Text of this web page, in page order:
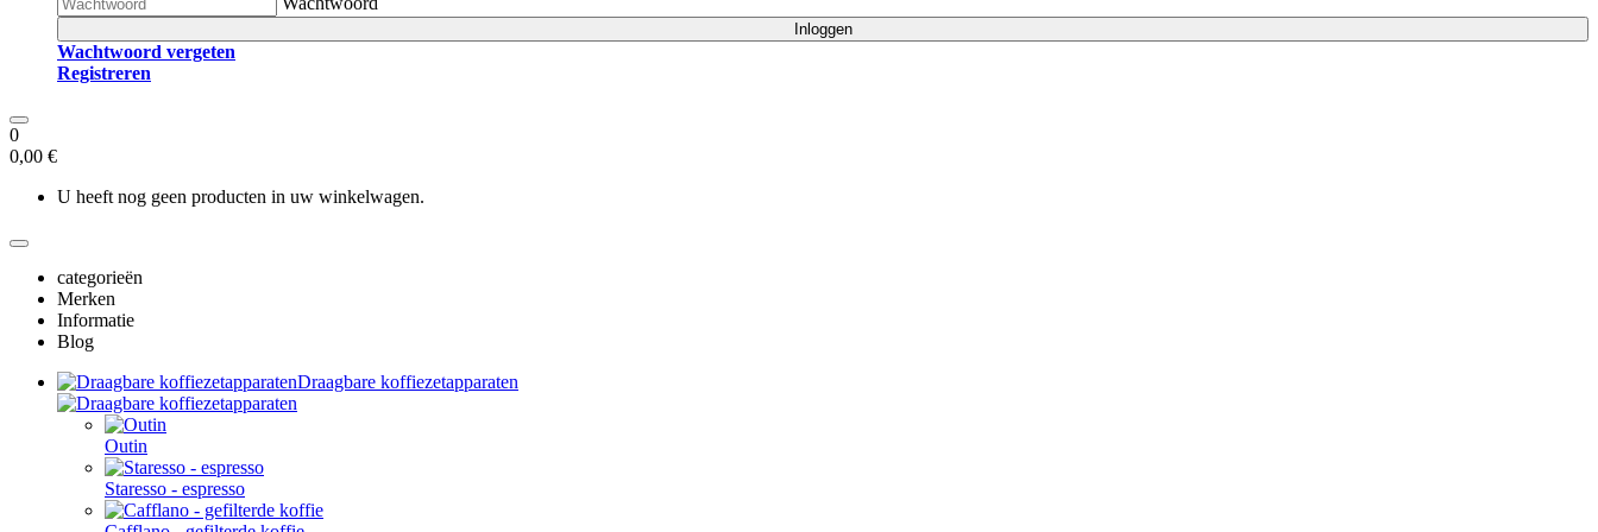
Inloggen
Wachtwoord vergeten
Registreren
0
0,00 €
U heeft nog geen producten in uw winkelwagen.
categorieën
Merken
Informatie
Blog
Draagbare koffiezetapparaten
Outin
Staresso - espresso